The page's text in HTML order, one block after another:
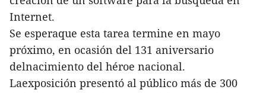
Internet.
Se esperaque esta tarea termine en mayo
próximo, en ocasión del 131 aniversario
delnacimiento del héroe nacional.
Laexposición presentó al público más de 300